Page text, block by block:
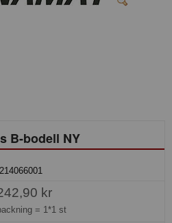
B-bodell NY
kr
= 1*1 st